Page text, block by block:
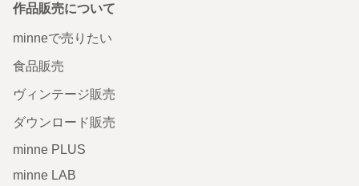
作品販売について
minneで売りたい
食品販売
ヴィンテージ販売
ダウンロード販売
minne PLUS
minne LAB